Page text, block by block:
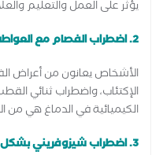
يؤثر على العمل والتعليم
2. اضطراب الفصام مع العواطف (اضطراب الفصام العاطفي)
الأشخاص يعانون من أعراض
الإكتئاب، واضطراب ثنائي
الكيميائية في الدماغ هي من
3. اضطراب شيزوفريني بشكل مماثل